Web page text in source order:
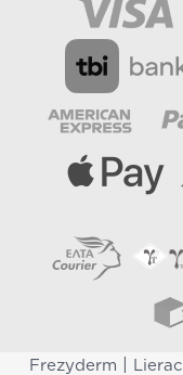
Frezyderm Lierac